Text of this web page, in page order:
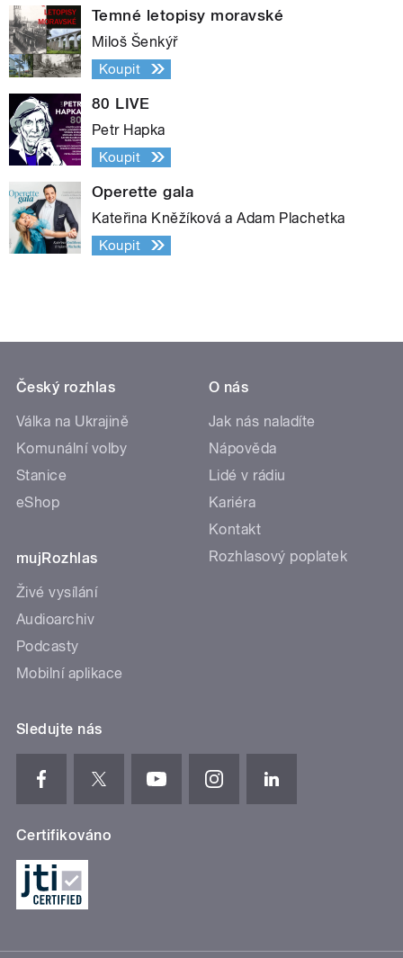
Temné letopisy moravské
Miloš Šenkýř
Koupit
80 LIVE
Petr Hapka
Koupit
Operette gala
Kateřina Kněžíková a Adam Plachetka
Koupit
Český rozhlas
Válka na Ukrajině
Komunální volby
Stanice
eShop
mujRozhlas
Živé vysílání
Audioarchiv
Podcasty
Mobilní aplikace
O nás
Jak nás naladíte
Nápověda
Lidé v rádiu
Kariéra
Kontakt
Rozhlasový poplatek
Sledujte nás
Certifikováno